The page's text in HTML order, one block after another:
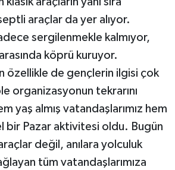
araçlar da yer alıyor.
sergilenmekle kalmıyor,
köprü kuruyor.
özellikle de gençlerin ilgisi çok
organizasyonun tekrarını
yaş almış vatandaşlarımız hem
bir Pazar aktivitesi oldu. Bugün
değil, anılara yolculuk
tüm vatandaşlarımıza